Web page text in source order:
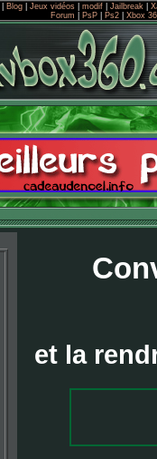
Blog Jeux vidéos modif Jailbreak
Forum
PsP| Ps2| Xbox
et la